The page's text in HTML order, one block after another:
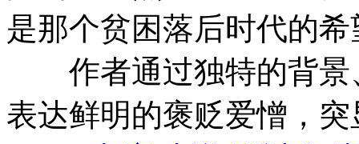
是那个贫困落后时代的
作者通过独特的背景
表达鲜明的褒贬爱憎，